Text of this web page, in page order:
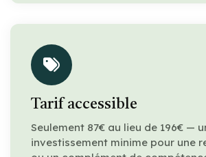
Tarif accessible
Seulement 87€ au lieu de 196€ —
investissement minime pour une